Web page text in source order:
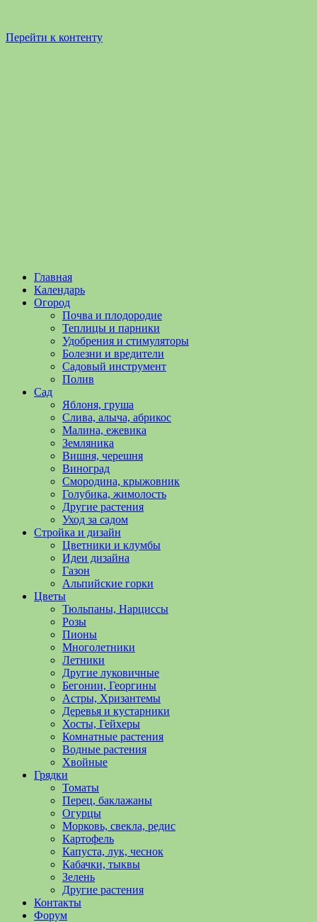
Перейти к контенту
Садоводство
Огородничество
Садоводство
огородничество
полезные
уходу
овощами,
растениями
Поможем
обустройстве
выращивании
Главная
Календарь
Огород
Почва и плодородие
Теплицы и парники
Удобрения и стимуляторы
Болезни и вредители
Садовый инструмент
Полив
Сад
Яблоня, груша
Слива, алыча, абрикос
Малина, ежевика
Земляника
Вишня, черешня
Виноград
Смородина, крыжовник
Голубика, жимолость
Другие растения
Уход за садом
Стройка и дизайн
Цветники и клумбы
Идеи дизайна
Газон
Альпийские горки
Цветы
Тюльпаны, Нарциссы
Розы
Пионы
Многолетники
Летники
Другие луковичные
Бегонии, Георгины
Астры, Хризантемы
Деревья и кустарники
Хосты, Гейхеры
Комнатные растения
Водные растения
Хвойные
Грядки
Томаты
Перец, баклажаны
Огурцы
Морковь, свекла, редис
Картофель
Капуста, лук, чеснок
Кабачки, тыквы
Зелень
Другие растения
Контакты
Форум